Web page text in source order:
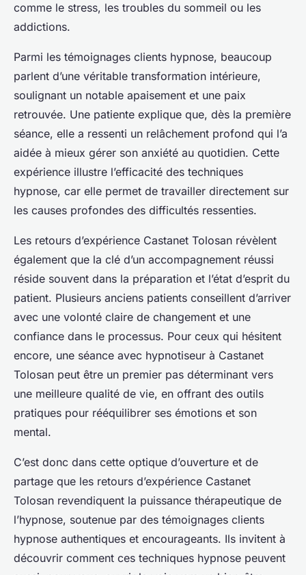
comme le stress, les troubles du sommeil ou les
addictions.
Parmi les témoignages clients hypnose, beaucoup
parlent d’une véritable transformation intérieure,
soulignant un notable apaisement et une paix
retrouvée. Une patiente explique que, dès la première
séance, elle a ressenti un relâchement profond qui l’a
aidée à mieux gérer son anxiété au quotidien. Cette
expérience illustre l’efficacité des techniques
hypnose, car elle permet de travailler directement sur
les causes profondes des difficultés ressenties.
Les retours d’expérience Castanet Tolosan révèlent
également que la clé d’un accompagnement réussi
réside souvent dans la préparation et l’état d’esprit du
patient. Plusieurs anciens patients conseillent d’arriver
avec une volonté claire de changement et une
confiance dans le processus. Pour ceux qui hésitent
encore, une séance avec hypnotiseur à Castanet
Tolosan peut être un premier pas déterminant vers
une meilleure qualité de vie, en offrant des outils
pratiques pour rééquilibrer ses émotions et son
mental.
C’est donc dans cette optique d’ouverture et de
partage que les retours d’expérience Castanet
Tolosan revendiquent la puissance thérapeutique de
l’hypnose, soutenue par des témoignages clients
hypnose authentiques et encourageants. Ils invitent à
découvrir comment ces techniques hypnose peuvent